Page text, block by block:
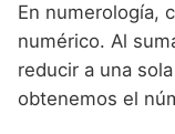
En numerología,
numérico. Al
reducir a una
obtenemos el